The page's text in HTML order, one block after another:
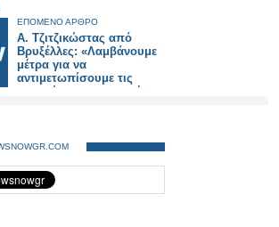
ΕΠΟΜΕΝΟ ΑΡΘΡΟ
Α. Τζιτζικώστας από
Βρυξέλλες: «Λαμβάνουμε
μέτρα για να
αντιμετωπίσουμε τις
επιπτώσεις στον τομέα των